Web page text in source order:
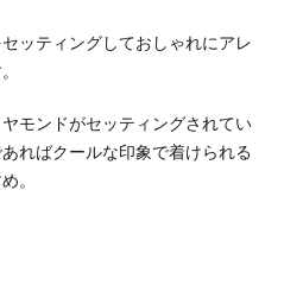
ッティングしておしゃれにアレ
モンドがセッティングされてい
ればクールな印象で着けられる
。